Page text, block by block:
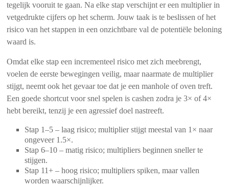
tegelijk vooruit te gaan. Na elke stap verschijnt er een multiplier in
vetgedrukte cijfers op het scherm. Jouw taak is te beslissen of het
risico van het stappen in een onzichtbare val de potentiële beloning
waard is.
Omdat elke stap een incrementeel risico met zich meebrengt,
voelen de eerste bewegingen veilig, maar naarmate de multiplier
stijgt, neemt ook het gevaar toe dat je een manhole of oven treft.
Een goede shortcut voor snel spelen is cashen zodra je 3× of 4×
hebt bereikt, tenzij je een agressief doel nastreeft.
Stap 1–5 – laag risico; multiplier stijgt meestal van 1× naar
ongeveer 1.5×.
Stap 6–10 – matig risico; multipliers beginnen sneller te
stijgen.
Stap 11+ – hoog risico; multipliers spiken, maar vallen
worden waarschijnlijker.